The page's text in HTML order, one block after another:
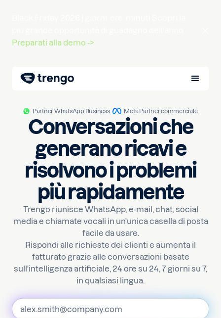
Preparati alla demo ->
Partner WhatsApp Business Meta Partner commerciale
Conversazioni che
generano ricavi e
risolvono i problemi
più rapidamente
Trengo riunisce WhatsApp, e-mail, chat, social
media e chiamate vocali in un'unica casella di posta
facile da usare.
Rispondi alle richieste dei clienti e aumenta il
fatturato grazie alle conversazioni basate
sull'intelligenza artificiale, 24 ore su 24, 7 giorni su 7,
in qualsiasi lingua.